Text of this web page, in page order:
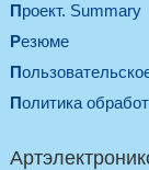
Проект. Summary
Резюме
Политика